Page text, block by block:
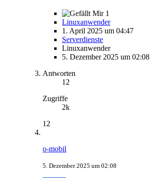
1
Linuxanwender
1. April 2025 um 04:47
Serverdienste
Linuxanwender
5. Dezember 2025 um 02:08
Antworten
12
Zugriffe
2k
12
o-mobil
5. Dezember 2025 um 02:08